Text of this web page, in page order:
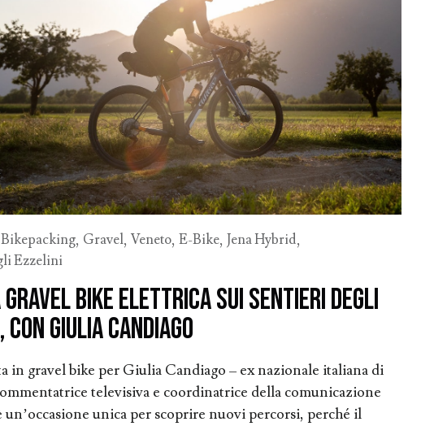
Bikepacking, Gravel,Veneto,E-Bike,Jena Hybrid,
Ezzelini
gravel bike elettrica sui Sentieri degli
con Giulia Candiago
in gravel bike per Giulia Candiago – ex nazionale italiana di
televisiva e coordinatrice della comunicazione
un’occasione unica per scoprire nuovi percorsi, perché il